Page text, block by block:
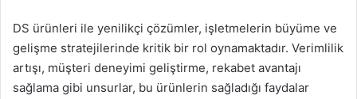
DS ürünleri ile yenilikçi çözümler, işletmelerin büyüme ve
gelişme stratejilerinde kritik bir rol oynamaktadır. Verimlilik
artışı, müşteri deneyimi geliştirme, rekabet avantajı
sağlama gibi unsurlar, bu ürünlerin sağladığı faydalar